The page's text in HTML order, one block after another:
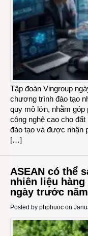
Tập đoàn Vingroup
chương trình đào tạo
quy mô lớn, nhằm góp
công nghệ cao cho
đào tạo và được nhận
[…]
ASEAN có thể
nhiên liệu
ngày trước
Posted by phphuoc on